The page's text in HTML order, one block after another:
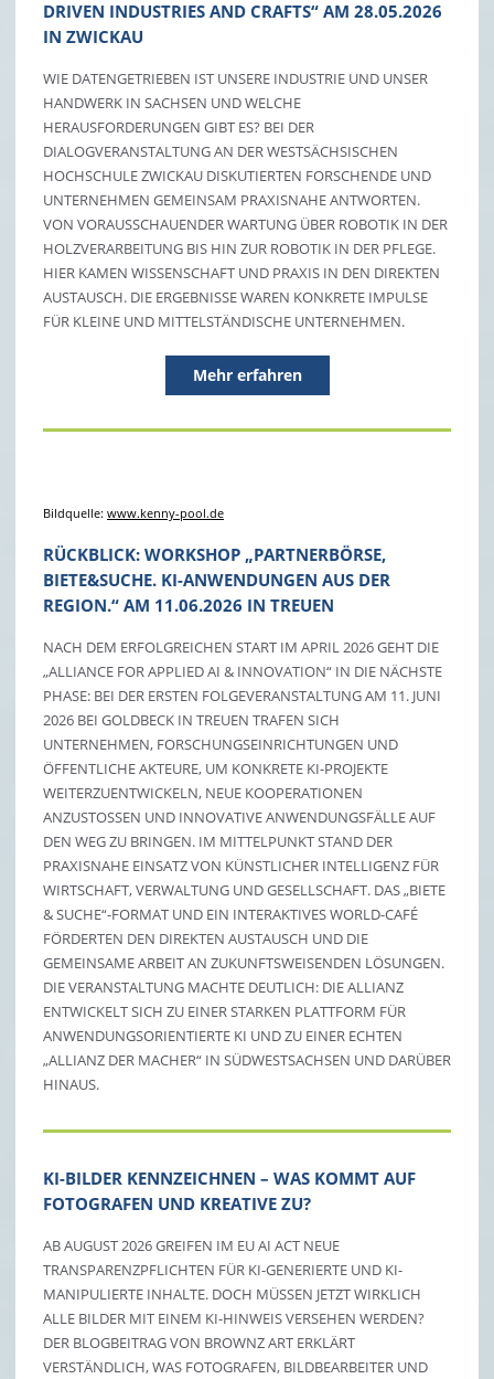
DRIVEN INDUSTRIES AND CRAFTS“ AM 28.05.2026
IN ZWICKAU
WIE DATENGETRIEBEN IST UNSERE INDUSTRIE UND UNSER
HANDWERK IN SACHSEN UND WELCHE
HERAUSFORDERUNGEN GIBT ES? BEI DER
DIALOGVERANSTALTUNG AN DER WESTSÄCHSISCHEN
HOCHSCHULE ZWICKAU DISKUTIERTEN FORSCHENDE UND
UNTERNEHMEN GEMEINSAM PRAXISNAHE ANTWORTEN.
VON VORAUSSCHAUENDER WARTUNG ÜBER ROBOTIK IN DER
HOLZVERARBEITUNG BIS HIN ZUR ROBOTIK IN DER PFLEGE.
HIER KAMEN WISSENSCHAFT UND PRAXIS IN DEN DIREKTEN
AUSTAUSCH. DIE ERGEBNISSE WAREN KONKRETE IMPULSE
FÜR KLEINE UND MITTELSTÄNDISCHE UNTERNEHMEN.
Mehr erfahren
Bildquelle: www.kenny-pool.de
RÜCKBLICK: WORKSHOP „PARTNERBÖRSE,
BIETE&SUCHE. KI-ANWENDUNGEN AUS DER
REGION.“ AM 11.06.2026 IN TREUEN
NACH DEM ERFOLGREICHEN START IM APRIL 2026 GEHT DIE
„ALLIANCE FOR APPLIED AI & INNOVATION“ IN DIE NÄCHSTE
PHASE: BEI DER ERSTEN FOLGEVERANSTALTUNG AM 11. JUNI
2026 BEI GOLDBECK IN TREUEN TRAFEN SICH
UNTERNEHMEN, FORSCHUNGSEINRICHTUNGEN UND
ÖFFENTLICHE AKTEURE, UM KONKRETE KI-PROJEKTE
WEITERZUENTWICKELN, NEUE KOOPERATIONEN
ANZUSTOSSEN UND INNOVATIVE ANWENDUNGSFÄLLE AUF D
EN WEG ZU BRINGEN. IM MITTELPUNKT STAND DER P
RAXISNAHE EINSATZ VON KÜNSTLICHER INTELLIGENZ FÜR W
IRTSCHAFT, VERWALTUNG UND GESELLSCHAFT. DAS „BIETE &
SUCHE“-FORMAT UND EIN INTERAKTIVES WORLD-CAFÉ F
ÖRDERTEN DEN DIREKTEN AUSTAUSCH UND DIE G
EMEINSAME ARBEIT AN ZUKUNFTSWEISENDEN LÖSUNGEN. D
IE VERANSTALTUNG MACHTE DEUTLICH: DIE ALLIANZ E
NTWICKELT SICH ZU EINER STARKEN PLATTFORM FÜR A
NWENDUNGSORIENTIERTE KI UND ZU EINER ECHTEN „
ALLIANZ DER MACHER“ IN SÜDWESTSACHSEN UND DARÜBER H
INAUS.
KI-BILDER KENNZEICHNEN – WAS KOMMT AUF
FOTOGRAFEN UND KREATIVE ZU?
AB AUGUST 2026 GREIFEN IM EU AI ACT NEUE
TRANSPARENZPFLICHTEN FÜR KI-GENERIERTE UND KI-
MANIPULIERTE INHALTE. DOCH MÜSSEN JETZT WIRKLICH
ALLE BILDER MIT EINEM KI-HINWEIS VERSEHEN WERDEN?
DER BLOGBEITRAG VON BROWNZ ART ERKLÄRT
VERSTÄNDLICH, WAS FOTOGRAFEN, BILDBEARBEITER UND